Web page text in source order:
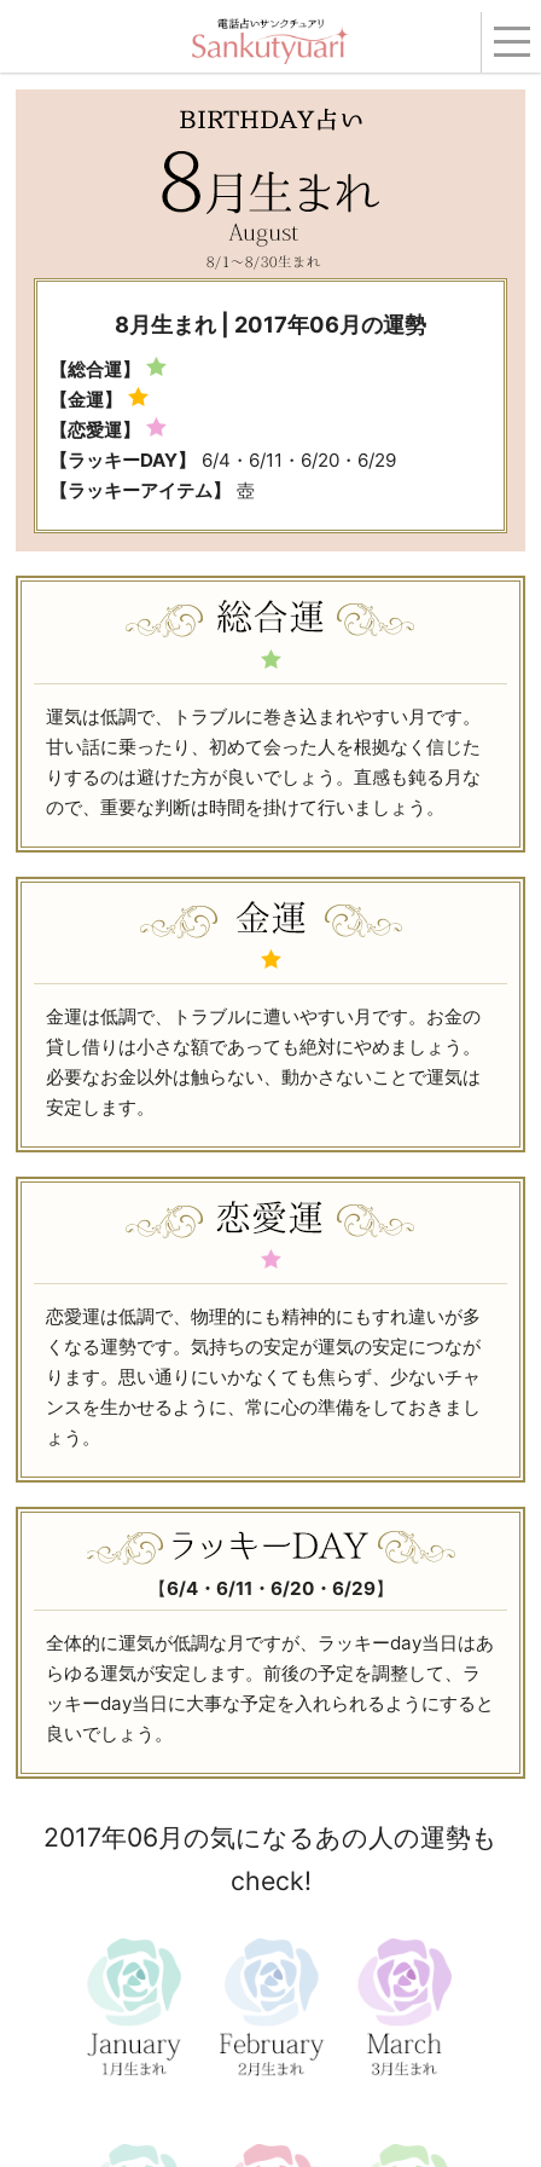
BIRTHDAY占い ›2017年06月の運勢
8月生まれ | 2017年06月の運勢
【総合運】
【金運】
【恋愛運】
【ラッキーDAY】
6/4・6/11・6/20・6/29
【ラッキーアイテム】
壺
運気は低調で、トラブルに巻き込まれやすい月です。
甘い話に乗ったり、初めて会った人を根拠なく信じた
りするのは避けた方が良いでしょう。直感も鈍る月な
ので、重要な判断は時間を掛けて行いましょう。
金運は低調で、トラブルに遭いやすい月です。お金の
貸し借りは小さな額であっても絶対にやめましょう。
必要なお金以外は触らない、動かさないことで運気は
安定します。
恋愛運は低調で、物理的にも精神的にもすれ違いが多
くなる運勢です。気持ちの安定が運気の安定につなが
ります。思い通りにいかなくても焦らず、少ないチャ
ンスを生かせるように、常に心の準備をしておきまし
ょう。
【6/4・6/11・6/20・6/29】
全体的に運気が低調な月ですが、ラッキーday当日はあ
らゆる運気が安定します。前後の予定を調整して、ラ
ッキーday当日に大事な予定を入れられるようにすると
良いでしょう。
2017年06月の気になるあの人の運勢も
check!